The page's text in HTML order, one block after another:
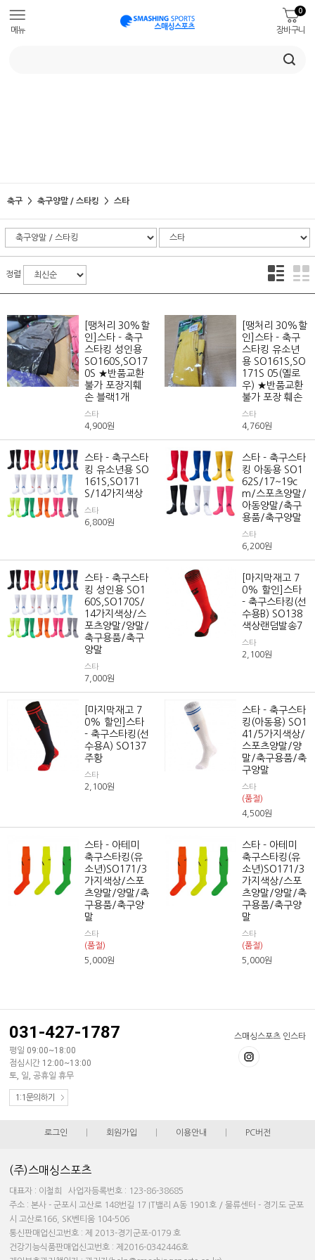
메뉴 장바구니
0
축구 축구양말 / 스타킹 스타
정렬
[땡처리 30%할
인]스타 - 축구
스타킹 성인용
SO160S,SO17
0S ★반품교환
불가 포장지훼
손 블랙1개
스타
4,900원
[땡처리 30%할
인]스타 - 축구
스타킹 유소년
용 SO161S,SO
171S 05(옐로
우) ★반품교환
불가 포장 훼손
스타
4,760원
스타 - 축구스타
킹 유소년용 SO
161S,SO171
S/14가지색상
스타
6,800원
스타 - 축구스타
킹 아동용 SO1
62S/17~19c
m/스포츠양말/
아동양말/축구
용품/축구양말
스타
6,200원
스타 - 축구스타
킹 성인용 SO1
60S,SO170S/
14가지색상/스
포츠양말/양말/
축구용품/축구
양말
스타
7,000원
[마지막재고 7
0% 할인]스타
- 축구스타킹(선
수용B) SO138
색상랜덤발송7
스타
2,100원
[마지막재고 7
0% 할인]스타
- 축구스타킹(선
수용A) SO137
주황
스타
2,100원
스타 - 축구스타
킹(아동용) SO1
41/5가지색상/
스포츠양말/양
말/축구용품/축
구양말
스타
(품절)
4,500원
스타 - 아테미
축구스타킹(유
소년)SO171/3
가지색상/스포
츠양말/양말/축
구용품/축구양
말
스타
(품절)
5,000원
스타 - 아테미
축구스타킹(유
소년)SO171/3
가지색상/스포
츠양말/양말/축
구용품/축구양
말
스타
(품절)
5,000원
스매싱스포츠 인스타
031-427-1787
평일 09:00~18:00
점심시간 12:00~13:00
토, 일, 공휴일 휴무
1:1문의하기
로그인 회원가입 이용안내 PC버전
(주)스매싱스포츠
대표자 : 이철희 사업자등록번호 : 123-86-38685
주소 : 본사 - 군포시 고산로 148번길 17 IT밸리 A동 1901호 / 물류센터 - 경기도 군포
시 고산로166, SK벤티움 104-506
통신판매업신고번호 : 제 2013-경기군포-0179 호
건강기능식품판매업신고번호 : 제2016-0342446호